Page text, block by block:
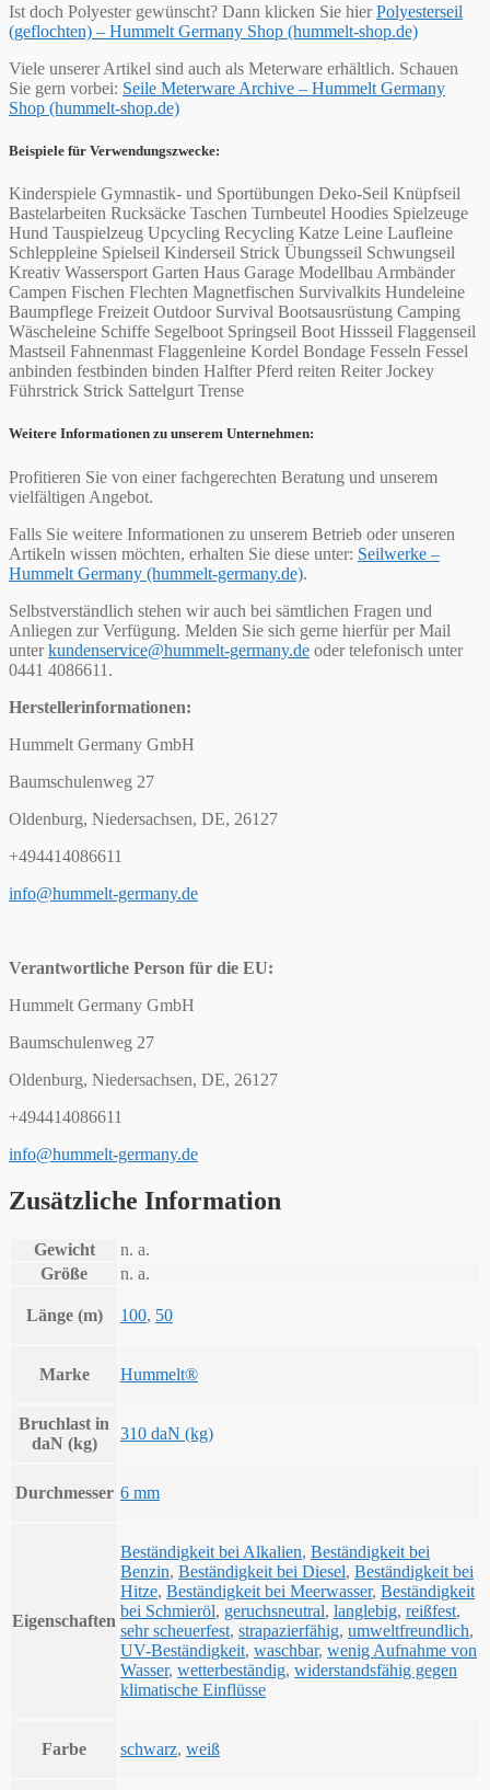
Ist doch Polyester gewünscht? Dann klicken Sie hierPolyesterseil
(geflochten) – Hummelt Germany Shop (hummelt-shop.de)
Viele unserer Artikel sind auch als Meterware erhältlich. Schauen
Sie gern vorbei: Seile Meterware Archive – Hummelt Germany
Shop (hummelt-shop.de)
Beispiele für Verwendungszwecke:
Kinderspiele Gymnastik- und Sportübungen Deko-Seil Knüpfseil
Bastelarbeiten Rucksäcke Taschen Turnbeutel Hoodies Spielzeuge
Hund Tauspielzeug Upcycling Recycling Katze Leine Laufleine
Schleppleine Spielseil Kinderseil Strick Übungsseil Schwungseil
Kreativ Wassersport Garten Haus Garage Modellbau Armbänder
Campen Fischen Flechten Magnetfischen Survivalkits Hundeleine
Baumpflege Freizeit Outdoor Survival Bootsausrüstung Camping
Wäscheleine Schiffe Segelboot Springseil Boot Hissseil Flaggenseil
Mastseil Fahnenmast Flaggenleine Kordel Bondage Fesseln Fessel
anbinden festbinden binden Halfter Pferd reiten Reiter Jockey
Führstrick Strick Sattelgurt Trense
Weitere Informationen zu unserem Unternehmen:
Profitieren Sie von einer fachgerechten Beratung und unserem
vielfältigen Angebot.
Falls Sie weitere Informationen zu unserem Betrieb oder unseren
Artikeln wissen möchten, erhalten Sie diese unter: Seilwerke –
Hummelt Germany (hummelt-germany.de).
Selbstverständlich stehen wir auch bei sämtlichen Fragen und
Anliegen zur Verfügung. Melden Sie sich gerne hierfür per Mail
unterkundenservice@hummelt-germany.de oder telefonisch unter
0441 4086611.
Herstellerinformationen:
Hummelt Germany GmbH
Baumschulenweg 27
Oldenburg, Niedersachsen, DE, 26127
+494414086611
info@hummelt-germany.de
Verantwortliche Person für die EU:
Hummelt Germany GmbH
Baumschulenweg 27
Oldenburg, Niedersachsen, DE, 26127
+494414086611
info@hummelt-germany.de
Zusätzliche Information
Gewicht
n. a.
Größe
n. a.
Länge (m) 100, 50
Marke Hummelt®
Bruchlast in
daN (kg)
310 daN (kg)
Durchmesser 6 mm
Eigenschaften
Beständigkeit bei Alkalien, Beständigkeit bei
Benzin, Beständigkeit bei Diesel, Beständigkeit bei
Hitze, Beständigkeit bei Meerwasser, Beständigkeit
bei Schmieröl, geruchsneutral, langlebig, reißfest,
sehr scheuerfest, strapazierfähig, umweltfreundlich,
UV-Beständigkeit, waschbar, wenig Aufnahme von
Wasser, wetterbeständig, widerstandsfähig gegen
klimatische Einflüsse
Farbe schwarz, weiß